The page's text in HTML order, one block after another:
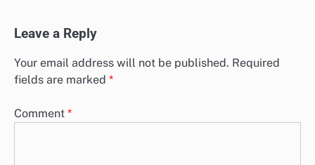
Leave a Reply
Your email address will not be published. Required
fields are marked *
Comment *